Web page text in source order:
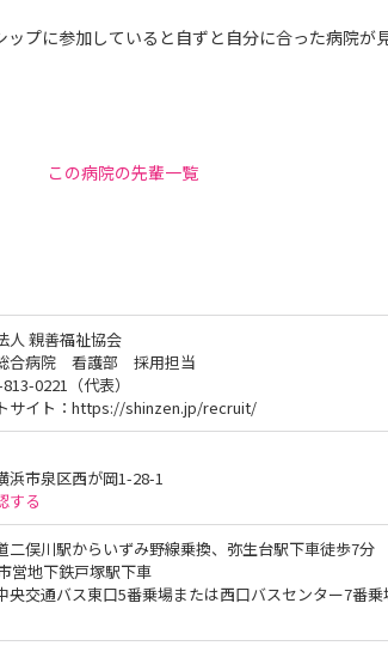
プに参加していると自ずと自分に合った病院が
この病院の先輩一覧
人 親善福祉協会
合病院 看護部 採用担当
0221（代表）
サイト：https://shinzen.jp/recruit/
浜市泉区西が岡1-28-1
する
二俣川駅からいずみ野線乗換、弥生台駅下車徒歩7分
営地下鉄戸塚駅下車
央交通バス東口5番乗場または西口バスセンター7番